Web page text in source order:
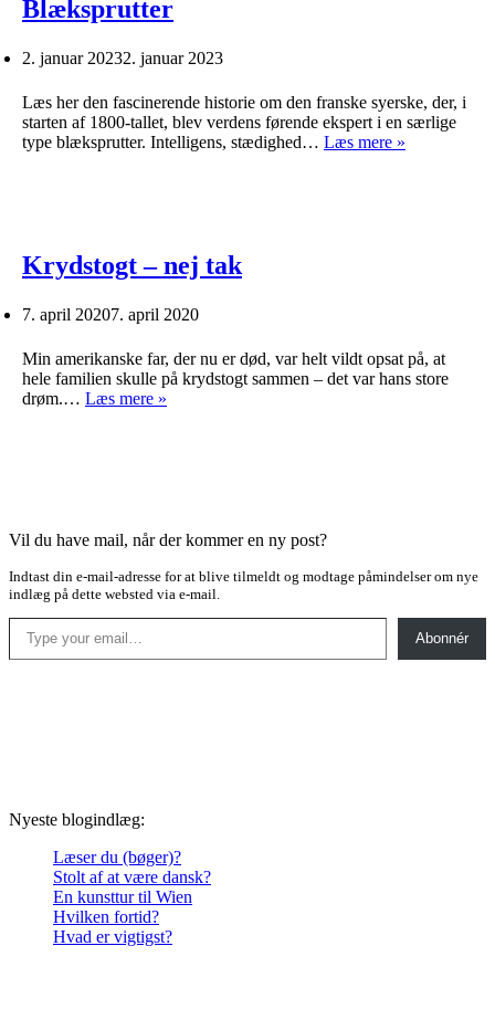
Blæksprutter
2. januar 20232. januar 2023
Læs her den fascinerende historie om den franske syerske, der, i
starten af 1800-tallet, blev verdens førende ekspert i en særlige
type blæksprutter. Intelligens, stædighed… Læs mere »
Krydstogt – nej tak
7. april 20207. april 2020
Min amerikanske far, der nu er død, var helt vildt opsat på, at
hele familien skulle på krydstogt sammen – det var hans store
drøm.… Læs mere »
Vil du have mail, når der kommer en ny post?
Indtast din e-mail-adresse for at blive tilmeldt og modtage påmindelser om nye
indlæg på dette websted via e-mail.
Type your email…
Abonnér
Nyeste blogindlæg:
Læser du (bøger)?
Stolt af at være dansk?
En kunsttur til Wien
Hvilken fortid?
Hvad er vigtigst?